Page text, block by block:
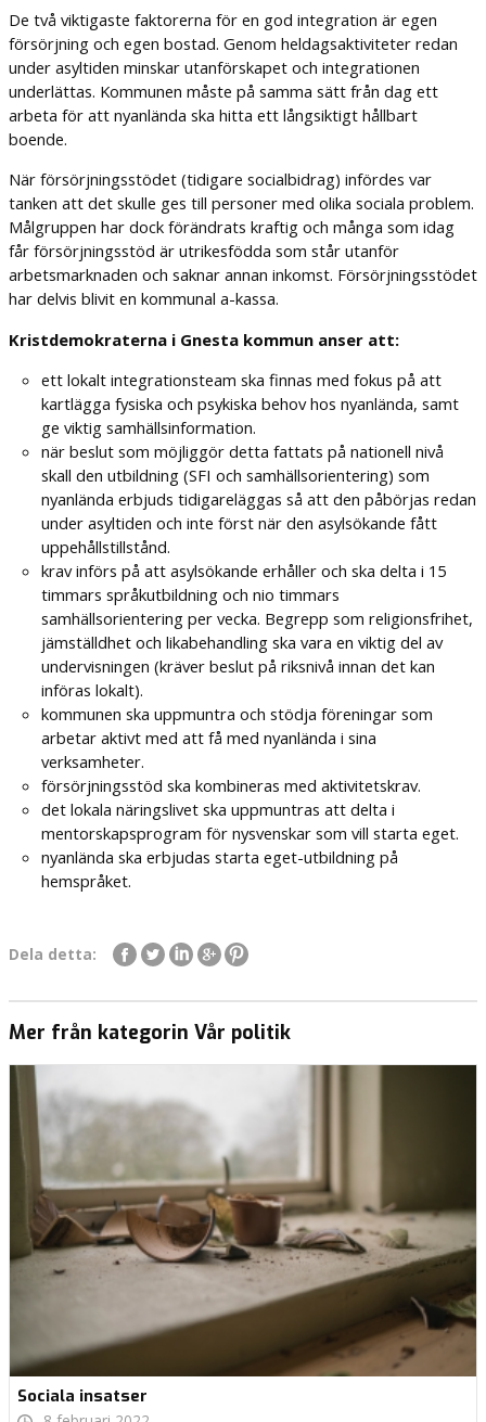
De två viktigaste faktorerna för en god integration är egen
försörjning och egen bostad. Genom heldagsaktiviteter redan
under asyltiden minskar utanförskapet och integrationen
underlättas. Kommunen måste på samma sätt från dag ett
arbeta för att nyanlända ska hitta ett långsiktigt hållbart
boende.
När försörjningsstödet (tidigare socialbidrag) infördes var
tanken att det skulle ges till personer med olika sociala problem.
Målgruppen har dock förändrats kraftig och många som idag
får försörjningsstöd är utrikesfödda som står utanför
arbetsmarknaden och saknar annan inkomst. Försörjningsstödet
har delvis blivit en kommunal a-kassa.
Kristdemokraterna i Gnesta kommun anser att:
ett lokalt integrationsteam ska finnas med fokus på att
kartlägga fysiska och psykiska behov hos nyanlända, samt
ge viktig samhällsinformation.
när beslut som möjliggör detta fattats på nationell nivå
skall den utbildning (SFI och samhällsorientering) som
nyanlända erbjuds tidigareläggas så att den påbörjas redan
under asyltiden och inte först när den asylsökande fått
uppehållstillstånd.
krav införs på att asylsökande erhåller och ska delta i 15
timmars språkutbildning och nio timmars
samhällsorientering per vecka. Begrepp som religionsfrihet,
jämställdhet och likabehandling ska vara en viktig del av
undervisningen (kräver beslut på riksnivå innan det kan
införas lokalt).
kommunen ska uppmuntra och stödja föreningar som
arbetar aktivt med att få med nyanlända i sina
verksamheter.
försörjningsstöd ska kombineras med aktivitetskrav.
det lokala näringslivet ska uppmuntras att delta i
mentorskapsprogram för nysvenskar som vill starta eget.
nyanlända ska erbjudas starta eget-utbildning på
hemspråket.
Dela detta:
Mer från kategorin Vår politik
Sociala insatser